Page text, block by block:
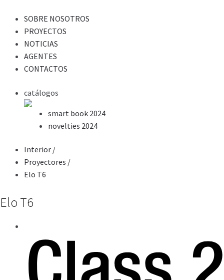
SOBRE NOSOTROS
PROYECTOS
NOTICIAS
AGENTES
CONTACTOS
catálogos
smart book 2024
novelties 2024
Interior /
Proyectores /
Elo T6
Elo T6